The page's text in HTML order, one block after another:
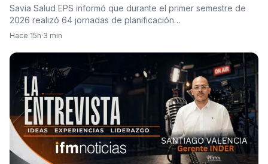
Savia Salud EPS informó que durante el primer semestre de
2026 realizó 64 jornadas de planificación…
Hace 15h·3 min